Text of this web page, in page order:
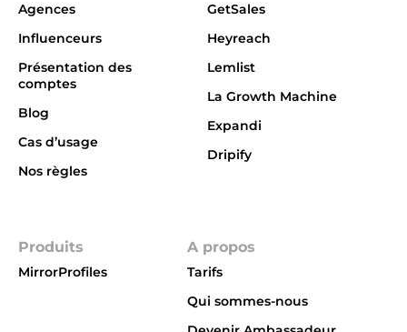
Agences
Influenceurs
Présentation des
comptes
Blog
Cas d’usage
Nos règles
GetSales
Heyreach
Lemlist
La Growth Machine
Expandi
Dripify
Produits
MirrorProfiles
A propos
Tarifs
Qui sommes-nous